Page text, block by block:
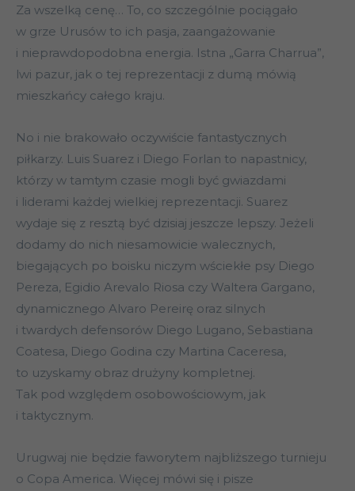
Za wszelką cenę… To, co szczególnie pociągało
w grze Urusów to ich pasja, zaangażowanie
i nieprawdopodobna energia. Istna „Garra Charrua”,
lwi pazur, jak o tej reprezentacji z dumą mówią
mieszkańcy całego kraju.
No i nie brakowało oczywiście fantastycznych
piłkarzy. Luis Suarez i Diego Forlan to napastnicy,
którzy w tamtym czasie mogli być gwiazdami
i liderami każdej wielkiej reprezentacji. Suarez
wydaje się z resztą być dzisiaj jeszcze lepszy. Jeżeli
dodamy do nich niesamowicie walecznych,
biegających po boisku niczym wściekłe psy Diego
Pereza, Egidio Arevalo Riosa czy Waltera Gargano,
dynamicznego Alvaro Pereirę oraz silnych
i twardych defensorów Diego Lugano, Sebastiana
Coatesa, Diego Godina czy Martina Caceresa,
to uzyskamy obraz drużyny kompletnej.
Tak pod względem osobowościowym, jak
i taktycznym.
Urugwaj nie będzie faworytem najbliższego turnieju
o Copa America. Więcej mówi się i pisze